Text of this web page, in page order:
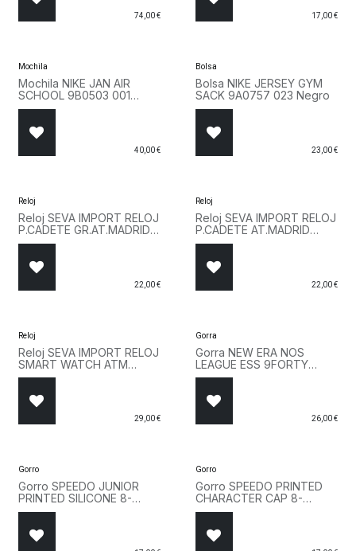
74,00€ 17,00€
Mochila
Mochila NIKE JAN AIR
SCHOOL 9B0503 001
Blanco
40,00€
Bolsa
Bolsa NIKE JERSEY GYM
SACK 9A0757 023 Negro
23,00€
Reloj
Reloj SEVA IMPORT RELOJ
P.CADETE GR.AT.MADRID
4901124 Negro
22,00€
Reloj
Reloj SEVA IMPORT RELOJ
P.CADETE AT.MADRID
4901148 Rojo
22,00€
Reloj
Reloj SEVA IMPORT RELOJ
SMART WATCH ATM
4901200 Rojo
29,00€
Gorra
Gorra NEW ERA NOS
LEAGUE ESS 9FORTY
NEYYAN 60471456 Verde
26,00€
Gorro
Gorro SPEEDO JUNIOR
PRINTED SILICONE 8-
0838615957 Rosa
Gorro
Gorro SPEEDO PRINTED
CHARACTER CAP 8-
00232614671 Azul